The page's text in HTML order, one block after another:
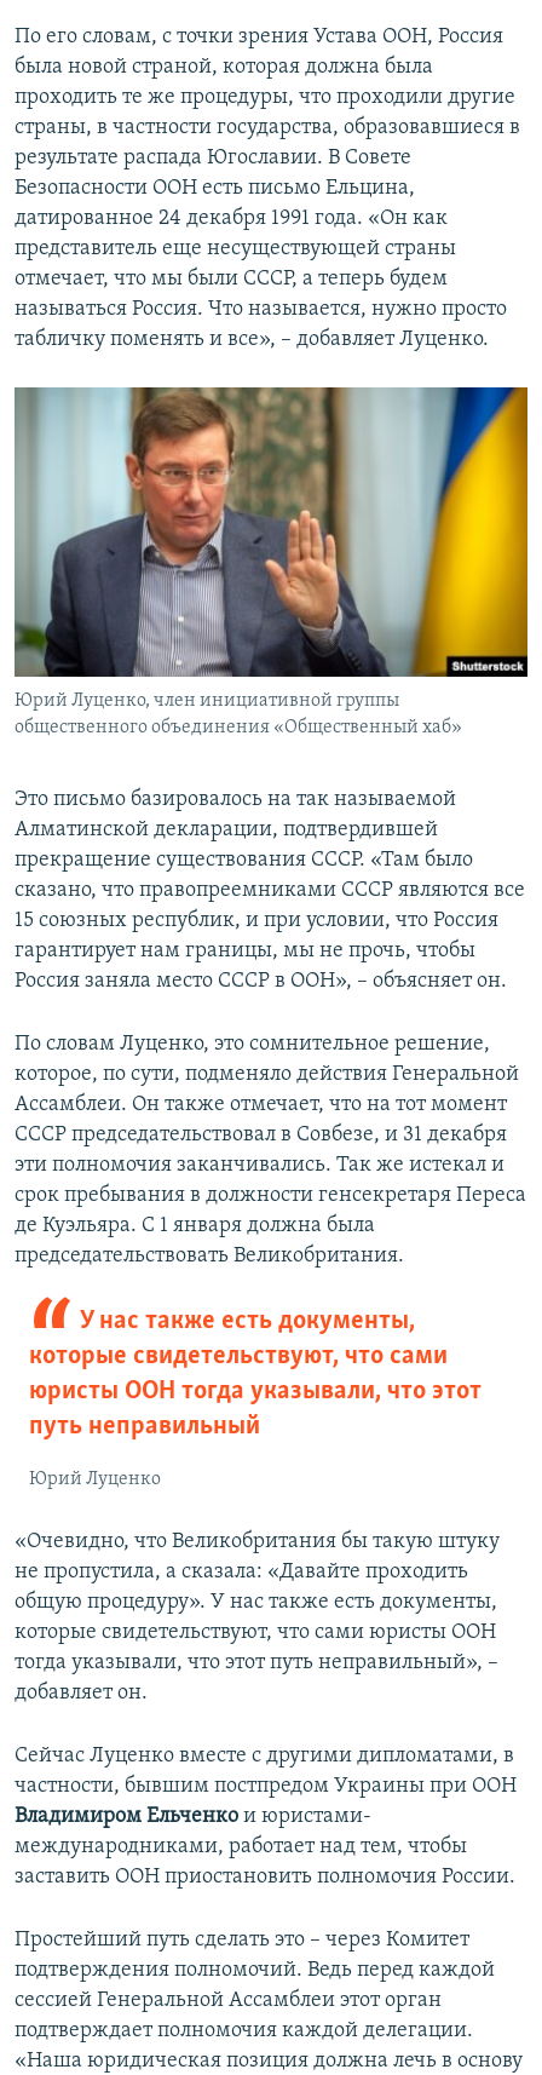
По его словам, с точки зрения Устава ООН, Россия
была новой страной, которая должна была
проходить те же процедуры, что проходили другие
страны, в частности государства, образовавшиеся в
результате распада Югославии. В Совете
Безопасности ООН есть письмо Ельцина,
датированное 24 декабря 1991 года. «Он как
представитель еще несуществующей страны
отмечает, что мы были СССР, а теперь будем
называться Россия. Что называется, нужно просто
табличку поменять и все», – добавляет Луценко.
Юрий Луценко, член инициативной группы
общественного объединения «Общественный хаб»
Это письмо базировалось на так называемой
Алматинской декларации, подтвердившей
прекращение существования СССР. «Там было
сказано, что правопреемниками СССР являются все
15 союзных республик, и при условии, что Россия
гарантирует нам границы, мы не прочь, чтобы
Россия заняла место СССР в ООН», – объясняет он.
По словам Луценко, это сомнительное решение,
которое, по сути, подменяло действия Генеральной
Ассамблеи. Он также отмечает, что на тот момент
СССР председательствовал в Совбезе, и 31 декабря
эти полномочия заканчивались. Так же истекал и
срок пребывания в должности генсекретаря Переса
де Куэльяра. С 1 января должна была
председательствовать Великобритания.
У нас также есть документы,
которые свидетельствуют, что сами
юристы ООН тогда указывали, что этот
путь неправильный
Юрий Луценко
«Очевидно, что Великобритания бы такую штуку
не пропустила, а сказала: «Давайте проходить
общую процедуру». У нас также есть документы,
которые свидетельствуют, что сами юристы ООН
тогда указывали, что этот путь неправильный», –
добавляет он.
Сейчас Луценко вместе с другими дипломатами, в
частности, бывшим постпредом Украины при ООН
Владимиром Ельченко и юристами-
международниками, работает над тем, чтобы
заставить ООН приостановить полномочия России.
Простейший путь сделать это – через Комитет
подтверждения полномочий. Ведь перед каждой
сессией Генеральной Ассамблеи этот орган
подтверждает полномочия каждой делегации.
«Наша юридическая позиция должна лечь в основу